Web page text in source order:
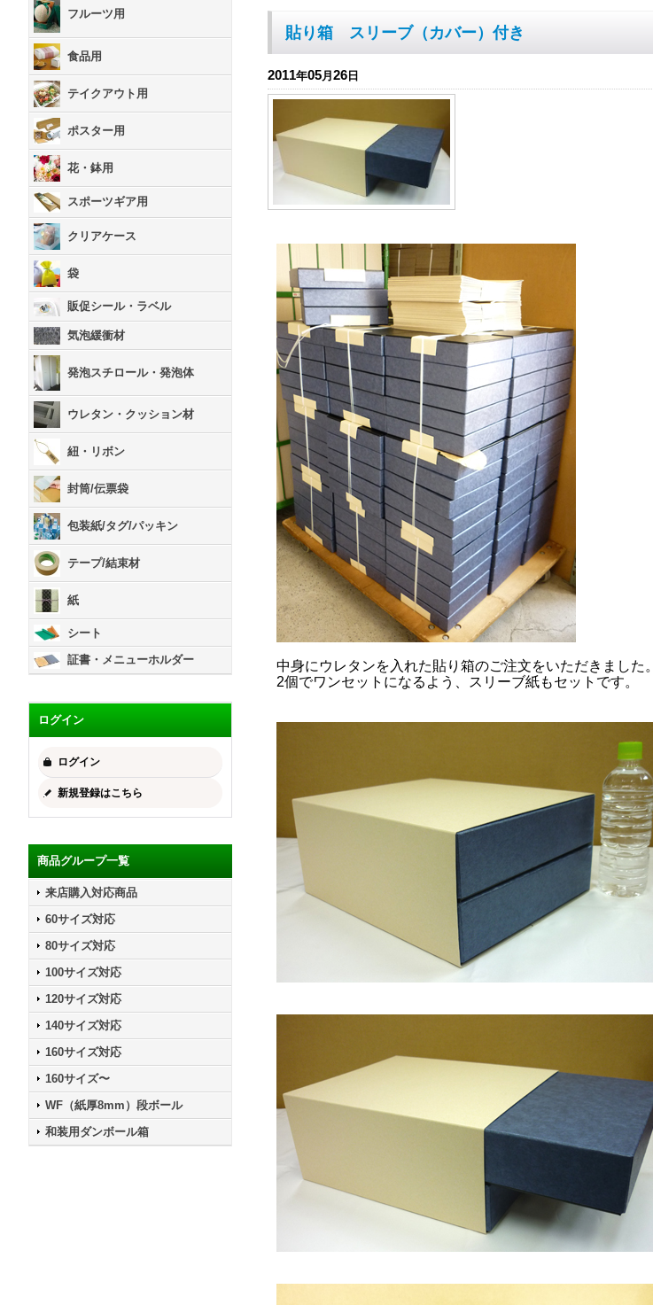
フルーツ用
食品用
テイクアウト用
ポスター用
花・鉢用
スポーツギア用
クリアケース
袋
販促シール・ラベル
気泡緩衝材
発泡スチロール・発泡体
ウレタン・クッション材
紐・リボン
封筒/伝票袋
包装紙/タグ/パッキン
テープ/結束材
紙
シート
証書・メニューホルダー
ログイン
ログイン
新規登録はこちら
商品グループ一覧
来店購入対応商品
60サイズ対応
80サイズ対応
100サイズ対応
120サイズ対応
140サイズ対応
160サイズ対応
160サイズ〜
WF（紙厚8mm）段ボール
和装用ダンボール箱
貼り箱 スリーブ（カバー）付き
2011年05月 26 日
中身にウレタンを入れた貼り箱のご注文をいただきました。
2個でワンセットになるよう、スリーブ紙もセットです。